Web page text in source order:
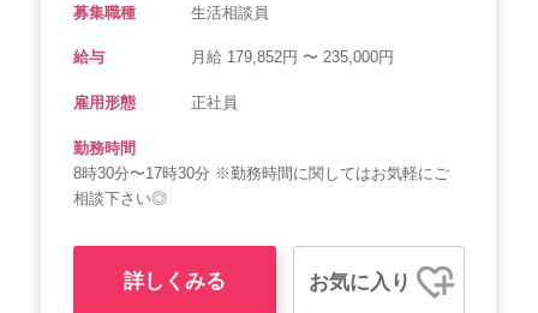
募集職種 生活相談員
給与 月給 179,852円 〜 235,000円
雇用形態 正社員
勤務時間
8時30分〜17時30分 ※勤務時間に関してはお気軽にご
相談下さい◎
詳しくみる お気に入り